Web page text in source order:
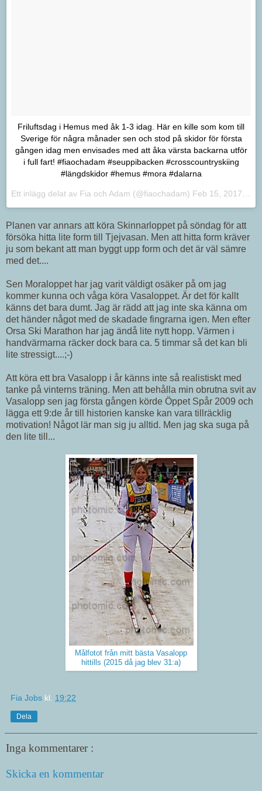
Friluftsdag i Hemus med åk 1-3 idag. Här en kille som kom till
Sverige för några månader sen och stod på skidor för första
gången idag men envisades med att åka värsta backarna utför
i full fart! #fiaochadam #seuppibacken #crosscountryskiing
#längdskidor #hemus #mora #dalarna
Ett inlägg delat av Fia och Adam (@fiaochadam) Feb 15, 2017 kl. 8:22 PST
Planen var annars att köra Skinnarloppet på söndag för att
försöka hitta lite form till Tjejvasan. Men att hitta form kräver
ju som bekant att man byggt upp form och det är väl sämre
med det....
Sen Moraloppet har jag varit väldigt osäker på om jag
kommer kunna och våga köra Vasaloppet. Är det för kallt
känns det bara dumt. Jag är rädd att jag inte ska känna om
det händer något med de skadade fingrarna igen. Men efter
Orsa Ski Marathon har jag ändå lite nytt hopp. Värmen i
handvärmarna räcker dock bara ca. 5 timmar så det kan bli
lite stressigt....;-)
Att köra ett bra Vasalopp i år känns inte så realistiskt med
tanke på vinterns träning. Men att behålla min obrutna svit av
Vasalopp sen jag första gången körde Öppet Spår 2009 och
lägga ett 9:de år till historien kanske kan vara tillräcklig
motivation! Något lär man sig ju alltid. Men jag ska suga på
den lite till...
Målfotot från mitt bästa Vasalopp
hittills (2015 då jag blev 31:a)
Fia Jobs kl. 19:22
Dela
Inga kommentarer :
Skicka en kommentar